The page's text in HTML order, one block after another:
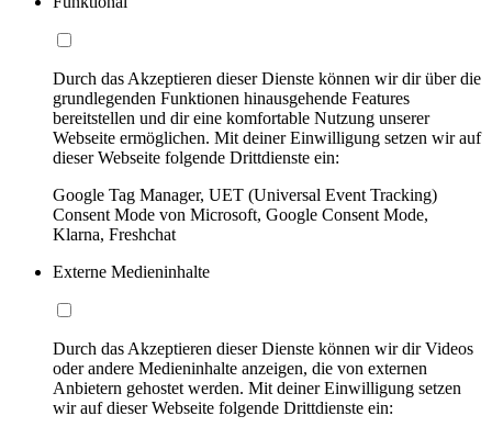
Durch das Akzeptieren dieser Dienste können wir dir über die
grundlegenden Funktionen hinausgehende Features
bereitstellen und dir eine komfortable Nutzung unserer
Webseite ermöglichen. Mit deiner Einwilligung setzen wir auf
dieser Webseite folgende Drittdienste ein:
Google Tag Manager, UET (Universal Event Tracking)
Consent Mode von Microsoft, Google Consent Mode,
Klarna, Freshchat
Externe Medieninhalte
Durch das Akzeptieren dieser Dienste können wir dir Videos
oder andere Medieninhalte anzeigen, die von externen
Anbietern gehostet werden. Mit deiner Einwilligung setzen
wir auf dieser Webseite folgende Drittdienste ein: